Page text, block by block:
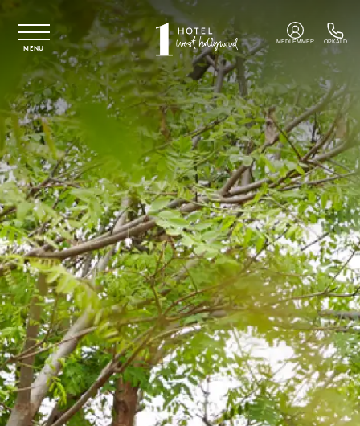
Spring til hovedindhold
MENU
MEDLEMMER OPKALD